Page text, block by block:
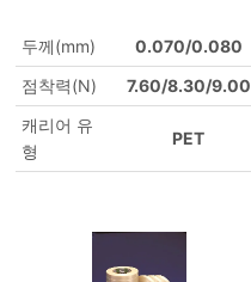
두께(mm)
0.070/0.080
점착력(N)
7.60/8.30/9.00
캐리어 유
형
PET